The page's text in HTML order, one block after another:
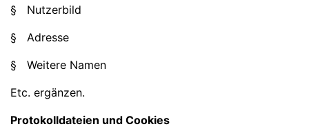
§ Nutzerbild
§ Adresse
§ Weitere Namen
Etc. ergänzen.
Protokolldateien und Cookies